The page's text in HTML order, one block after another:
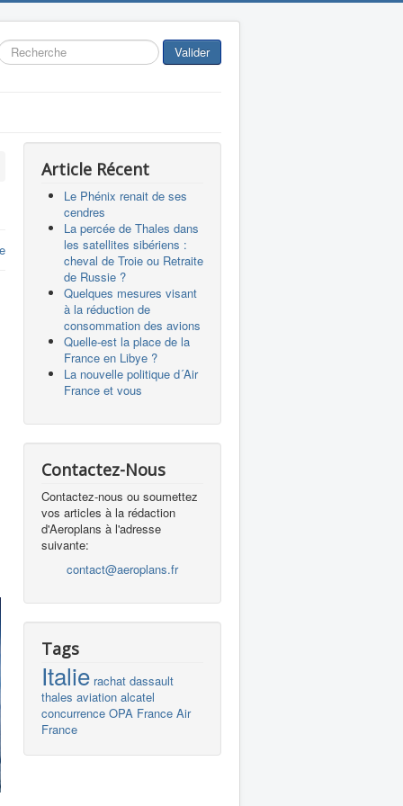
Valider
Article Récent
Le Phénix renait de ses
cendres
La percée de Thales dans
les satellites sibériens :
cheval de Troie ou Retraite
de Russie ?
Quelques mesures visant
à la réduction de
consommation des avions
Quelle-est la place de la
France en Libye ?
La nouvelle politique d´Air
France et vous
Contactez-Nous
Contactez-nous ou soumettez
vos articles à la rédaction
d'Aeroplans à l'adresse
suivante:
contact@aeroplans.fr
Tags
Italie rachat dassault
thales aviation alcatel
concurrence OPA France Air
France